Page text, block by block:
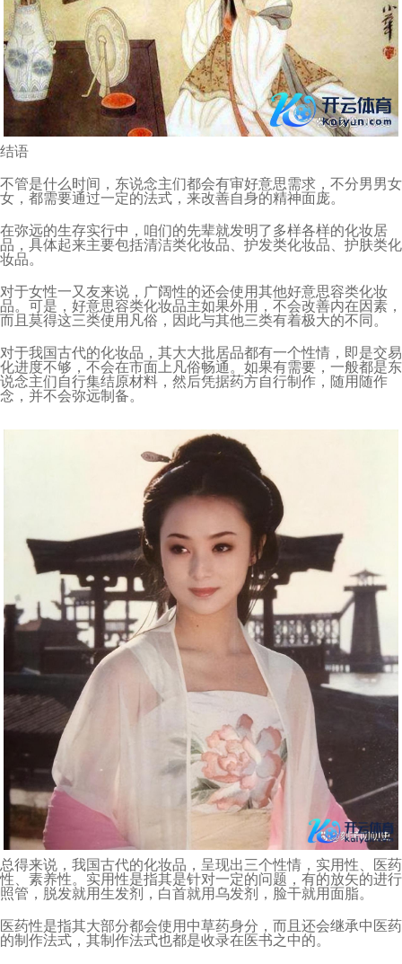
结语
不管是什么时间，东说念主们都会有审好意思需求，不分男男女
女，都需要通过一定的法式，来改善自身的精神面庞。
在弥远的生存实行中，咱们的先辈就发明了多样各样的化妆居
品，具体起来主要包括清洁类化妆品、护发类化妆品、护肤类化
妆品。
对于女性一又友来说，广阔性的还会使用其他好意思容类化妆
品。可是，好意思容类化妆品主如果外用，不会改善内在因素，
而且莫得这三类使用凡俗，因此与其他三类有着极大的不同。
对于我国古代的化妆品，其大大批居品都有一个性情，即是交易
化进度不够，不会在市面上凡俗畅通。如果有需要，一般都是东
说念主们自行集结原材料，然后凭据药方自行制作，随用随作
念，并不会弥远制备。
总得来说，我国古代的化妆品，呈现出三个性情，实用性、医药
性、素养性。实用性是指其是针对一定的问题，有的放矢的进行
照管，脱发就用生发剂，白首就用乌发剂，脸干就用面脂。
医药性是指其大部分都会使用中草药身分，而且还会继承中医药
的制作法式，其制作法式也都是收录在医书之中的。